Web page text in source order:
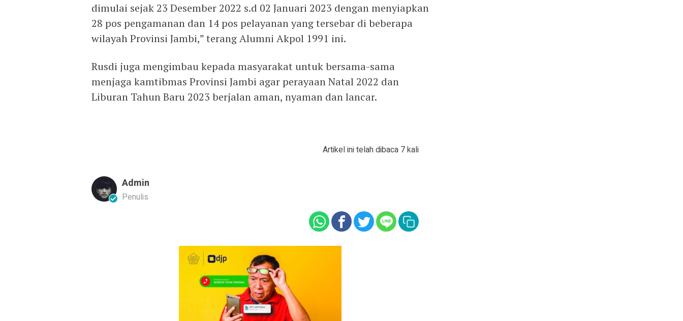
dimulai sejak 23 Desember 2022 s.d 02 Januari 2023 dengan menyiapkan
28 pos pengamanan dan 14 pos pelayanan yang tersebar di beberapa
wilayah Provinsi Jambi,” terang Alumni Akpol 1991 ini.
Rusdi juga mengimbau kepada masyarakat untuk bersama-sama
menjaga kamtibmas Provinsi Jambi agar perayaan Natal 2022 dan
Liburan Tahun Baru 2023 berjalan aman, nyaman dan lancar.
Artikel ini telah dibaca 7 kali
Admin
Penulis